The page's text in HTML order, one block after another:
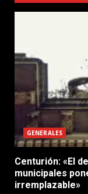
GENERALES
Centurión: «El
municipales
irremplazable»